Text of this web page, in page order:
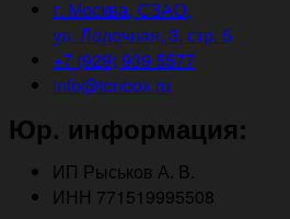
г. Москва, СЗАО,
ул. Лодочная, 3, стр. 5
+7 (929) 939 5577
info@tonbox.ru
Юр. информация:
ИП Рыськов А. В.
ИНН 771519995508